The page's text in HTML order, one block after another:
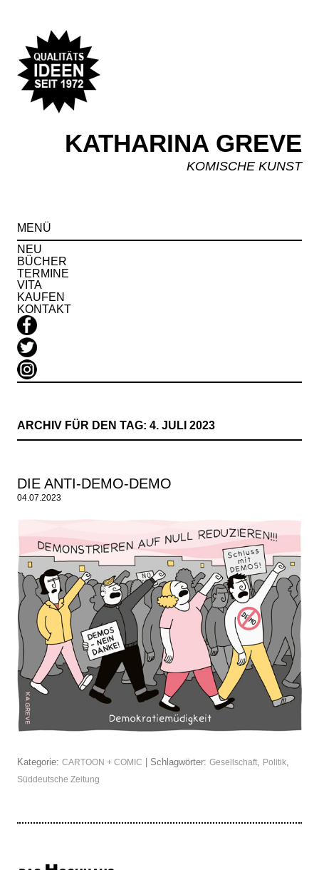
KATHARINA GREVE
KOMISCHE KUNST
MENÜ
NEU
BÜCHER
TERMINE
VITA
KAUFEN
KONTAKT
ARCHIV FÜR DEN TAG: 4. JULI 2023
DIE ANTI-DEMO-DEMO
04.07.2023
Kategorie: CARTOON + COMIC | Schlagwörter: Gesellschaft, Politik,
Süddeutsche Zeitung